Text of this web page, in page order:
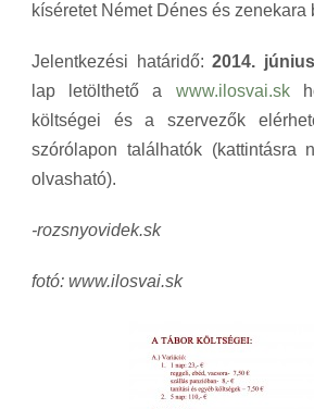
kíséretet Német Dénes és zenekara
Jelentkezési határidő: 2014.
lap letölthető a www.ilosvai.sk
költségei és a szervezők
szórólapon találhatók (kattintásra
olvasható).
-rozsnyovidek.sk
fotó: www.ilosvai.sk